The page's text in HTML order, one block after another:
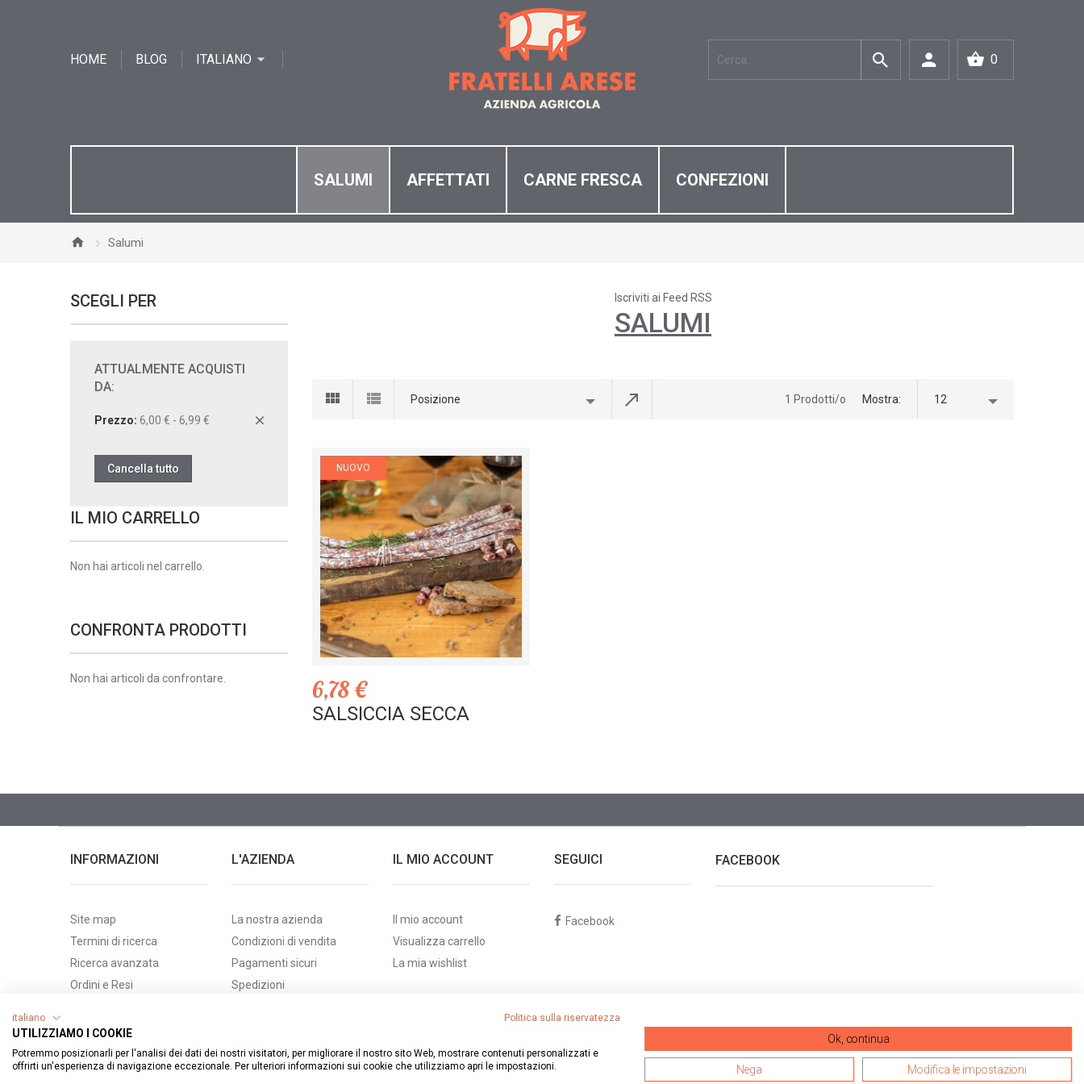
HOME BLOG ITALIANO 0
SALUMI AFFETTATI CARNE FRESCA CONFEZIONI
Salumi
Iscriviti ai Feed RSS
SALUMI
Posizione 1 Prodotti/o Mostra 12
NUOVO
6,78 €
SALSICCIA SECCA
SCEGLI PER
ATTUALMENTE ACQUISTI
DA:
Prezzo: 6,00 € - 6,99 €
Cancella tutto
IL MIO CARRELLO
Non hai articoli nel carrello.
CONFRONTA PRODOTTI
Non hai articoli da confrontare.
INFORMAZIONI
Site map
Termini di ricerca
Ricerca avanzata
Ordini e Resi
L'AZIENDA
La nostra azienda
Condizioni di vendita
Pagamenti sicuri
Spedizioni
IL MIO ACCOUNT
Il mio account
Visualizza carrello
La mia wishlist
SEGUICI
Facebook
FACEBOOK
©2026 Az.Agr. Revelli Margherita - P.IVA 02026180048 - N. REA: CN-209176 - PEC: margherita.revelli@pec.it - È vietata la riproduzione parziale o totale dei contenuti. |
italiano Politica sulla riservatezza
UTILIZZIAMO I COOKIE
Potremmo posizionarli per l'analisi dei dati dei nostri visitatori, per migliorare il nostro sito Web, mostrare contenuti personalizzati e
offrirti un'esperienza di navigazione eccezionale. Per ulteriori informazioni sui cookie che utilizziamo apri le impostazioni.
Ok, continua
Nega Modifica le impostazioni